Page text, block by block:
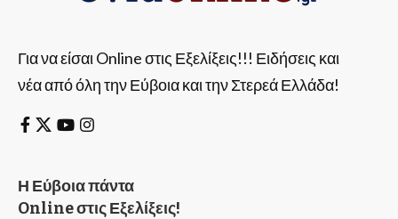
Για να είσαι Online στις Εξελίξεις!!! Ειδήσεις και
νέα από όλη την Εύβοια και την Στερεά Ελλάδα!
Η Εύβοια πάντα
Online στις Εξελίξεις!